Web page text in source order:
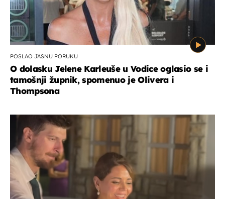
POSLAO JASNU PORUKU
O dolasku Jelene Karleuše u Vodice oglasio se i
tamošnji župnik, spomenuo je Olivera i
Thompsona